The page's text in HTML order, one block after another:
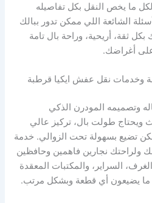
لكل ما يخص النقل بكل تفاصيله
الشائعة اللي ممكن تدور ببالك
ثقة، أريحية، وراحة بال تامة
أغراضك.
وخدمات نقل عفش ايكيا قرطبة
وتصميمه المودرن الذكي
ويحتاج طولت بال، تركيز عالي
تضيع بسهولة تحت الزوالي. خدمة
ولراحتك نجارين فاهمين وحافظين
السراير، والمكتبات المعقدة
ما يضيعون أي قطعة وبشكل مرتب.